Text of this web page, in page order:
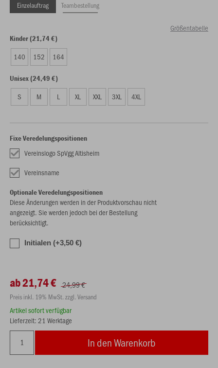
Einzelauftrag Teambestellung
Größentabelle
Kinder (21,74 €)
140 152 164
Unisex (24,49 €)
S M L XL XXL 3XL 4XL
Fixe Veredelungspositionen
Vereinslogo SpVgg Altisheim
Vereinsname
Optionale Veredelungspositionen
Diese Änderungen werden in der Produktvorschau nicht
angezeigt. Sie werden jedoch bei der Bestellung
berücksichtigt.
Initialen (+3,50 €)
ab 21,74 € 24,99 €
Preis inkl. 19% MwSt. zzgl. Versand
Artikel sofort verfügbar
Lieferzeit: 21 Werktage
In den Warenkorb